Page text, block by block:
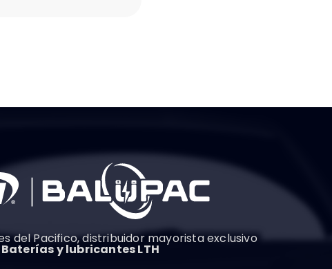
del Pacifico, distribuidor mayorista exclusivo
Baterías y lubricantes LTH